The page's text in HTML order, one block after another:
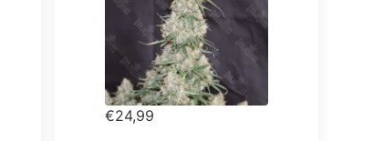
€24,99